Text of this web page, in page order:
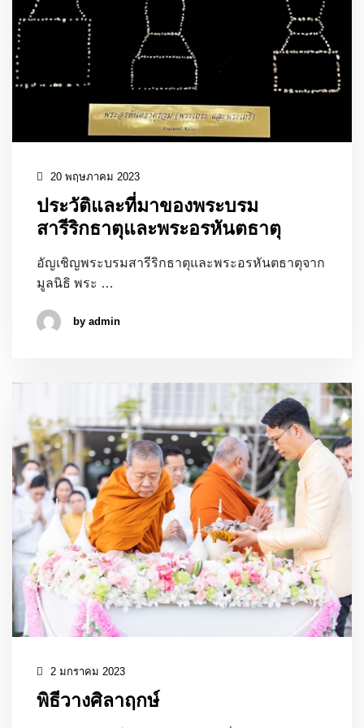
20 พฤษภาคม 2023
ประวัติและที่มาของพระบรม
สารีริกธาตุและพระอรหันตธาตุ
อัญเชิญพระบรมสารีริกธาตุและพระอรหันตธาตุจาก
มูลนิธิ พระ …
by admin
2 มกราคม 2023
พิธีวางศิลาฤกษ์